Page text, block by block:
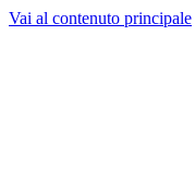
Vai al contenuto principale